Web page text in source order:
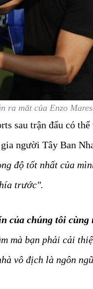
ra mắt của Enzo
sau trận đấu có
người Tây Ban
độ tốt nhất của
trước".
của chúng tôi cùng
mà bạn phải cải
vô địch là ngôn